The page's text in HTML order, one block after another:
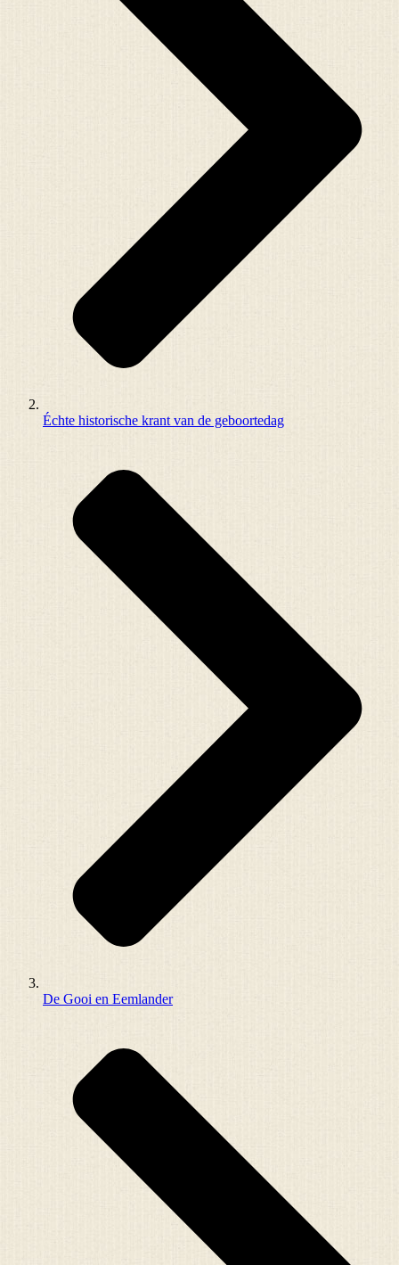
Échte historische krant van de geboortedag
De Gooi en Eemlander